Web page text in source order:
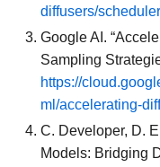
diffusers/
Google AI.
Sampling
https://
ml/accelerating-
C. Developer, D.
Models: Bridging